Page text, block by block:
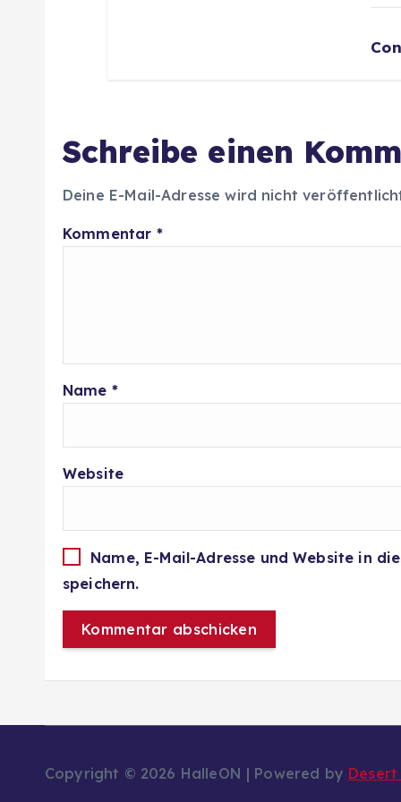
Schreibe einen
Deine E-Mail-Adresse wird nicht
Kommentar *
Name *
Website
Name, E-Mail-Adresse und Website in
speichern.
Copyright © 2026 HalleON | Powered by Desert